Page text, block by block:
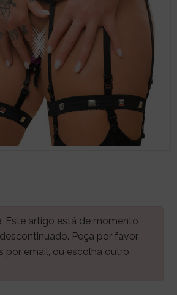
Este artigo está de momento
Peça por favor
por email, ou escolha outro